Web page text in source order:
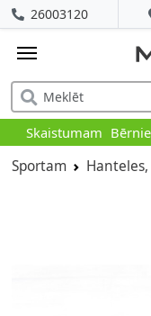
26003120
Skaistumam
Sportam